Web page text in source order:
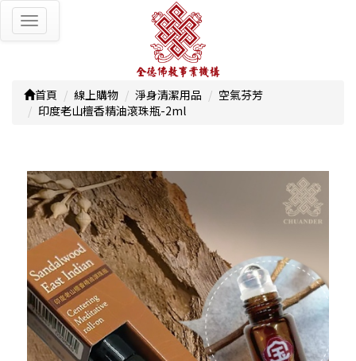
Toggle
navigation
首頁 線上購物 淨身清潔用品
空氣芬芳
印度老山檀香精油滾珠瓶-2ml